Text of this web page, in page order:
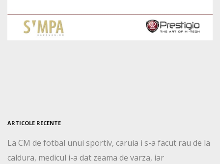
ARTICOLE RECENTE
La CM de fotbal unui sportiv, caruia i s-a facut rau de la
caldura, medicul i-a dat zeama de varza, iar